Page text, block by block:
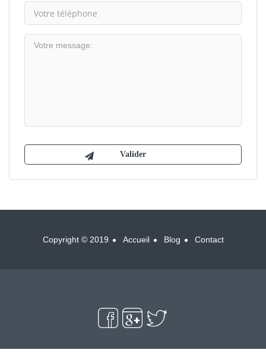
Copyright © 2019 Accueil Blog Contact